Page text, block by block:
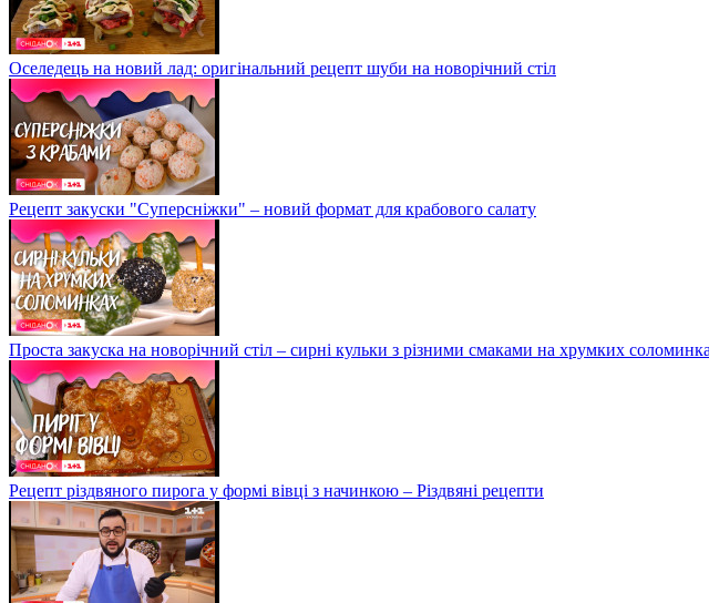
Оселедець на новий лад: оригінальний рецепт шуби на новорічний стіл
Рецепт закуски "Суперсніжки" – новий формат для крабового салату
Проста закуска на новорічний стіл – сирні кульки з різними смаками на хрумких
Рецепт різдвяного пирога у формі вівці з начинкою – Різдвяні рецепти